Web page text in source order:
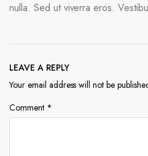
nulla. Sed ut viverra eros.
LEAVE A REPLY
Your email address will not be
Comment *